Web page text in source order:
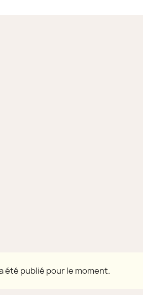
été publié pour le moment.